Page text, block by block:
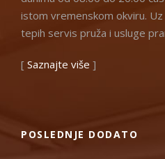
istom vremenskom okviru.
tepih servis pruža i usluge
[ Saznajte više ]
POSLEDNJE DODATO